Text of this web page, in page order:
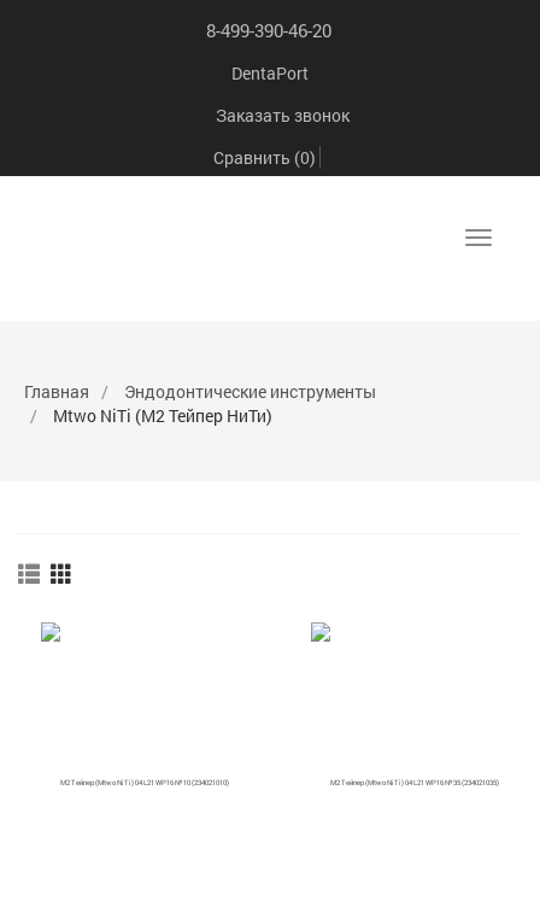
8-499-390-46-20
DentaPort
Заказать звонок
Сравнить (0)
Toggle
Главная
Эндодонтические инструменты
Mtwo NiTi (М2 Тейпер НиТи)